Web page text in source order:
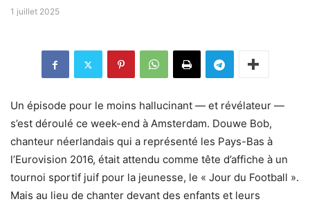
1 juillet 2025
Un épisode pour le moins hallucinant — et révélateur —
s’est déroulé ce week-end à Amsterdam. Douwe Bob,
chanteur néerlandais qui a représenté les Pays-Bas à
l’Eurovision 2016, était attendu comme tête d’affiche à un
tournoi sportif juif pour la jeunesse, le « Jour du Football ».
Mais au lieu de chanter devant des enfants et leurs